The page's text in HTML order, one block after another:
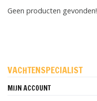
Geen producten gevonden!
VACHTENSPECIALIST
MIJN ACCOUNT